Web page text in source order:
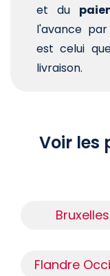
et du
l'avance
est celui
livraison.
Voir les
Bruxelles
Flandre